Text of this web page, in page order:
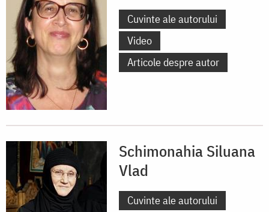
Cuvinte ale autorului
Video
Articole despre autor
Schimonahia Siluana
Vlad
Cuvinte ale autorului